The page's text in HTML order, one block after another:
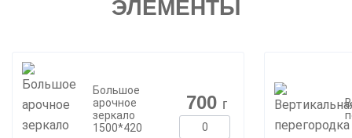
ЭЛЕМЕНТЫ
Большое
арочное
зеркало
1500*420
700 г